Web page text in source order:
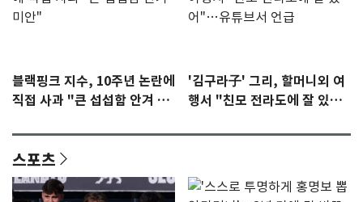
블랙핑크 지수, 10주년 논란에
직접 사과 "큰 섭섭함 안겨 미
'김구라子' 그리, 할머니외 여
행서 "친모 전라도에 잘 있
스포츠